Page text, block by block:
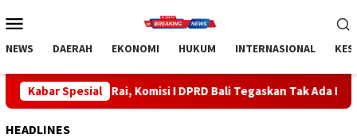
ke
Mobile
NEWS DAERAH EKONOMI HUKUM INTERNASIONAL
Kabar Spesial
Rai, Komisi I DPRD Bali Tegaskan Tak Ada Indikasi
HEADLINES